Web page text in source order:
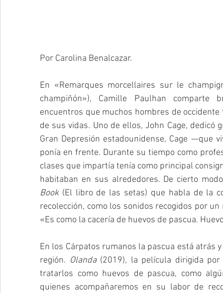
Por Carolina Benalcazar.
En «Remarques morcellaires sur le
champiñón»), Camille Paulhan comparte
encuentros que muchos hombres de
de sus vidas. Uno de ellos, John Cage,
Gran Depresión estadounidense, Cage —que
ponía en frente. Durante su tiempo como
clases que impartía tenía como principal
habitaban en sus alrededores. De cierto
Book (El libro de las setas) que habla de la
recolección, como los sonidos recogidos por
«Es como la cacería de huevos de pascua.
En los Cárpatos rumanos la pascua está atrás
región. Olanda (2019), la película dirigida por
tratarlos como huevos de pascua, como
quienes acompañaremos en su labor de